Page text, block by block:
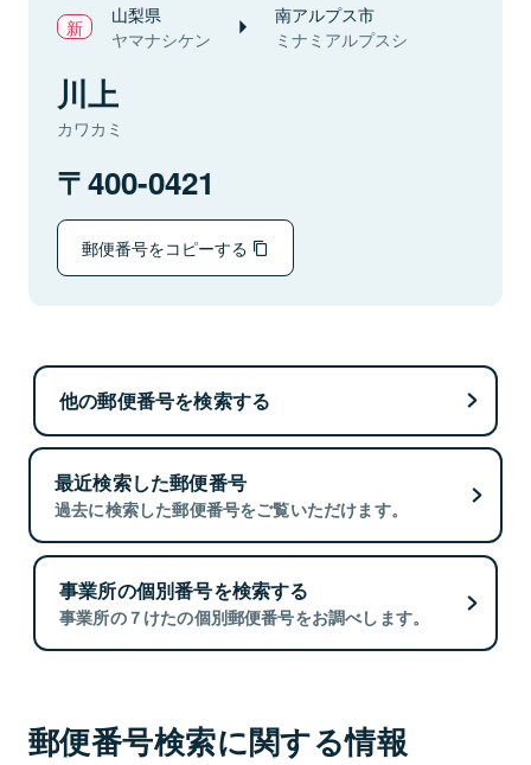
山梨県
ヤマナシケン
南アルプス市
ミナミアルプスシ
川上
カワカミ
400-0421
郵便番号をコピーする
他の郵便番号を検索する
最近検索した郵便番号
過去に検索した郵便番号をご覧いただけます。
事業所の個別番号を検索する
事業所の７けたの個別郵便番号をお調べします。
郵便番号検索に関する情報